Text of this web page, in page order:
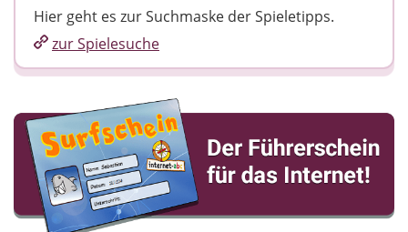
Hier geht es zur Suchmaske der Spieletipps.
zur Spielesuche